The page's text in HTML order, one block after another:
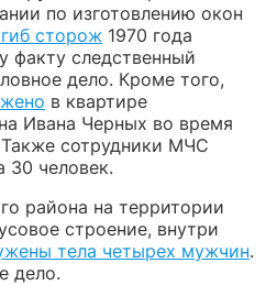
по изготовлению окон
сторож 1970 года
факту следственный
дело. Кроме того,
в квартире
Ивана Черных во время
сотрудники МЧС
30 человек.
района на территории
строение, внутри
тела четырех мужчин.
дело.